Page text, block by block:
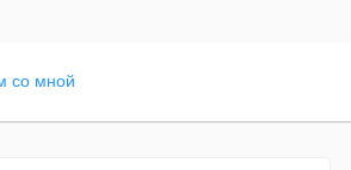
со мной